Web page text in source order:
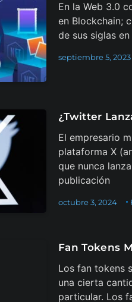
En la Web 3.0
en Blockchain;
de sus siglas
septiembre 5, 2023
¿Twitter
El empresario
plataforma X
que nunca
publicación
octubre 3, 2024
Fan Tokens
Los fan tokens
una cierta
particular. Los